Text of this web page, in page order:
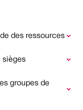
des ressources
sièges
groupes de